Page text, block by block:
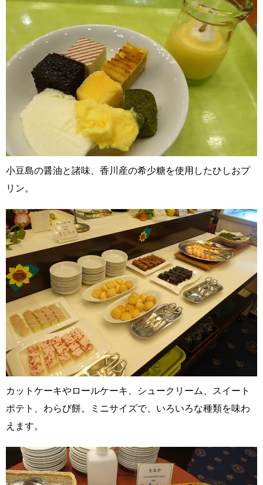
小豆島の醤油と諸味、香川産の希少糖を使用したひしおプ
リン。
カットケーキやロールケーキ、シュークリーム、スイート
ポテト、わらび餅。ミニサイズで、いろいろな種類を味わ
えます。